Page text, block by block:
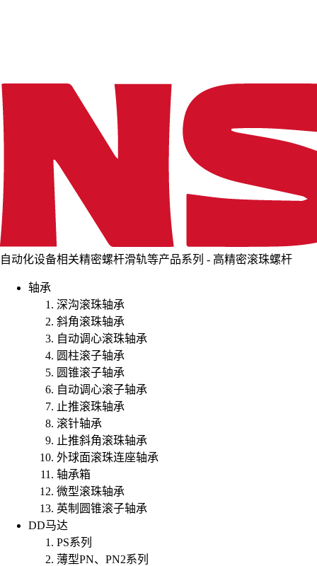
自动化设备相关精密螺杆滑轨等产品系列 - 高精密滚珠螺杆
轴承
深沟滚珠轴承
斜角滚珠轴承
自动调心滚珠轴承
圆柱滚子轴承
圆锥滚子轴承
自动调心滚子轴承
止推滚珠轴承
滚针轴承
止推斜角滚珠轴承
外球面滚珠连座轴承
轴承箱
微型滚珠轴承
英制圆锥滚子轴承
DD马达
PS系列
薄型PN、PN2系列